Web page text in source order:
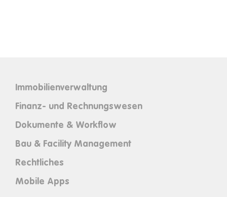
Immobilienverwaltung
Finanz- und Rechnungswesen
Dokumente & Workflow
Bau & Facility Management
Rechtliches
Mobile Apps